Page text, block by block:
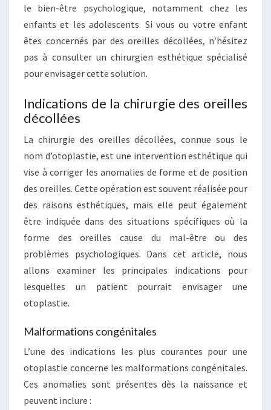
le bien-être psychologique, notamment chez les
enfants et les adolescents. Si vous ou votre enfant
êtes concernés par des oreilles décollées, n’hésitez
pas à consulter un chirurgien esthétique spécialisé
pour envisager cette solution.
Indications de la chirurgie des oreilles
décollées
La chirurgie des oreilles décollées, connue sous le
nom d’otoplastie, est une intervention esthétique qui
vise à corriger les anomalies de forme et de position
des oreilles. Cette opération est souvent réalisée pour
des raisons esthétiques, mais elle peut également
être indiquée dans des situations spécifiques où la
forme des oreilles cause du mal-être ou des
problèmes psychologiques. Dans cet article, nous
allons examiner les principales indications pour
lesquelles un patient pourrait envisager une
otoplastie.
Malformations congénitales
L’une des indications les plus courantes pour une
otoplastie concerne les malformations congénitales.
Ces anomalies sont présentes dès la naissance et
peuvent inclure :